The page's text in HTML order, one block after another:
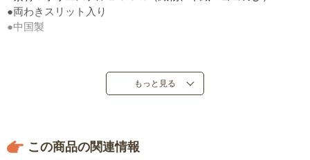
●両わきスリット入り
●中国製
もっと見る
この商品の関連情報